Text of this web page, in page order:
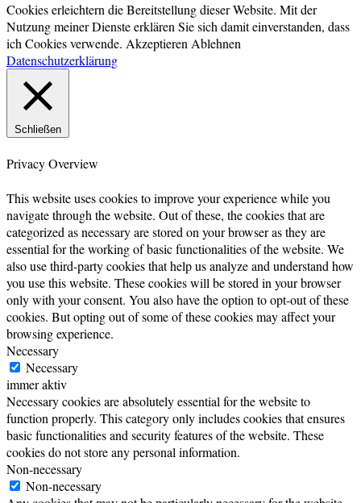
Cookies erleichtern die Bereitstellung dieser Website. Mit der
Nutzung meiner Dienste erklären Sie sich damit einverstanden, dass
ich Cookies verwende. AkzeptierenAblehnen
Datenschutzerklärung
Schließen
Privacy Overview
This website uses cookies to improve your experience while you
navigate through the website. Out of these, the cookies that are
categorized as necessary are stored on your browser as they are
essential for the working of basic functionalities of the website. We
also use third-party cookies that help us analyze and understand how
you use this website. These cookies will be stored in your browser
only with your consent. You also have the option to opt-out of these
cookies. But opting out of some of these cookies may affect your
browsing experience.
Necessary
Necessary
immer aktiv
Necessary cookies are absolutely essential for the website to
function properly. This category only includes cookies that ensures
basic functionalities and security features of the website. These
cookies do not store any personal information.
Non-necessary
Non-necessary